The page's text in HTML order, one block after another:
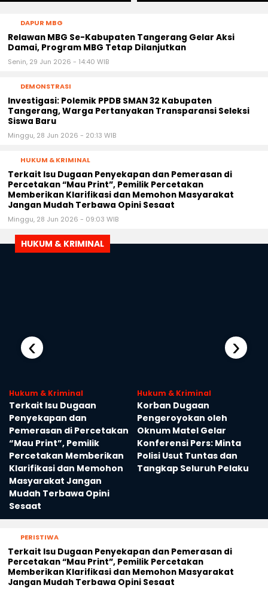
DAPUR MBG
Relawan MBG Se-Kabupaten Tangerang Gelar Aksi
Damai, Program MBG Tetap Dilanjutkan
Senin, 29 Jun 2026 - 14:40 WIB
DEMONSTRASI
Investigasi: Polemik PPDB SMAN 32 Kabupaten
Tangerang, Warga Pertanyakan Transparansi Seleksi
Siswa Baru
Minggu, 28 Jun 2026 - 20:13 WIB
HUKUM & KRIMINAL
Terkait Isu Dugaan Penyekapan dan Pemerasan di
Percetakan “Mau Print”, Pemilik Percetakan
Memberikan Klarifikasi dan Memohon Masyarakat
Jangan Mudah Terbawa Opini Sesaat
Minggu, 28 Jun 2026 - 09:03 WIB
HUKUM & KRIMINAL
Hukum & Kriminal
Terkait Isu Dugaan
Penyekapan dan
Pemerasan di Percetakan
“Mau Print”, Pemilik
Percetakan Memberikan
Klarifikasi dan Memohon
Masyarakat Jangan
Mudah Terbawa Opini
Sesaat
Hukum & Kriminal
Korban Dugaan
Pengeroyokan oleh
Oknum Matel Gelar
Konferensi Pers: Minta
Polisi Usut Tuntas dan
Tangkap Seluruh Pelaku
‹ ›
PERISTIWA
Terkait Isu Dugaan Penyekapan dan Pemerasan di
Percetakan “Mau Print”, Pemilik Percetakan
Memberikan Klarifikasi dan Memohon Masyarakat
Jangan Mudah Terbawa Opini Sesaat